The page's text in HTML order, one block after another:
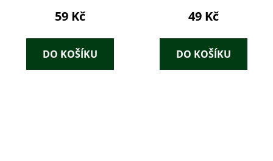
59 Kč
DO KOŠÍKU
49 Kč
DO KOŠÍKU